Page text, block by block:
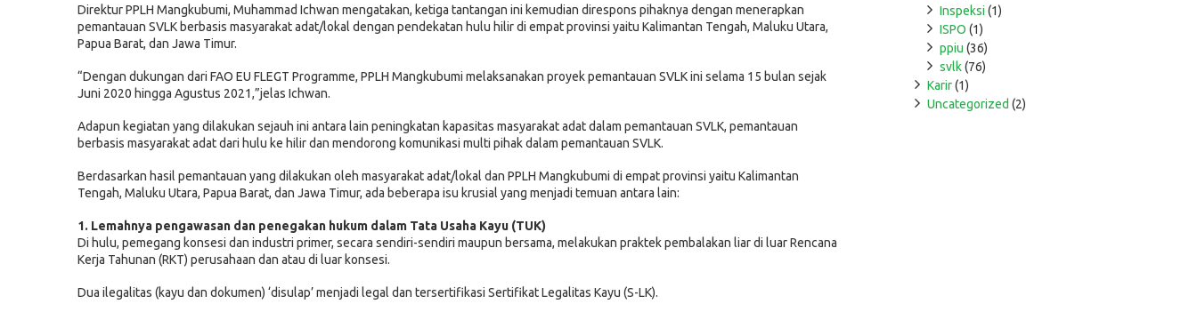
Direktur PPLH Mangkubumi, Muhammad Ichwan mengatakan, ketiga tantangan ini kemudian direspons pihaknya dengan menerapkan
pemantauan SVLK berbasis masyarakat adat/lokal dengan pendekatan hulu hilir di empat provinsi yaitu Kalimantan Tengah, Maluku Utara,
Papua Barat, dan Jawa Timur.
“Dengan dukungan dari FAO EU FLEGT Programme, PPLH Mangkubumi melaksanakan proyek pemantauan SVLK ini selama 15 bulan sejak
Juni 2020 hingga Agustus 2021,”jelas Ichwan.
Adapun kegiatan yang dilakukan sejauh ini antara lain peningkatan kapasitas masyarakat adat dalam pemantauan SVLK, pemantauan
berbasis masyarakat adat dari hulu ke hilir dan mendorong komunikasi multi pihak dalam pemantauan SVLK.
Berdasarkan hasil pemantauan yang dilakukan oleh masyarakat adat/lokal dan PPLH Mangkubumi di empat provinsi yaitu Kalimantan
Tengah, Maluku Utara, Papua Barat, dan Jawa Timur, ada beberapa isu krusial yang menjadi temuan antara lain:
1. Lemahnya pengawasan dan penegakan hukum dalam Tata Usaha Kayu (TUK)
Di hulu, pemegang konsesi dan industri primer, secara sendiri-sendiri maupun bersama, melakukan praktek pembalakan liar di luar Rencana
Kerja Tahunan (RKT) perusahaan dan atau di luar konsesi.
Dua ilegalitas (kayu dan dokumen) ‘disulap’ menjadi legal dan tersertifikasi Sertifikat Legalitas Kayu (S-LK).
Inspeksi (1)
ISPO (1)
ppiu (36)
svlk(76)
Karir(1)
Uncategorized (2)